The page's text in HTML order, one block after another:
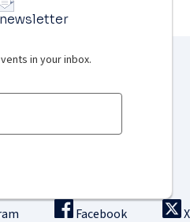
in your inbox.
Facebook X